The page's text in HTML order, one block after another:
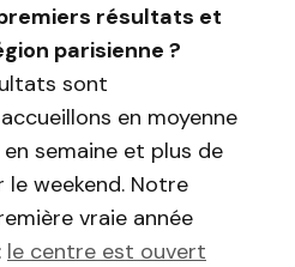
résultats et
parisienne ?
sont
en moyenne
semaine et plus de
weekend. Notre
vraie année
le centre est ouvert